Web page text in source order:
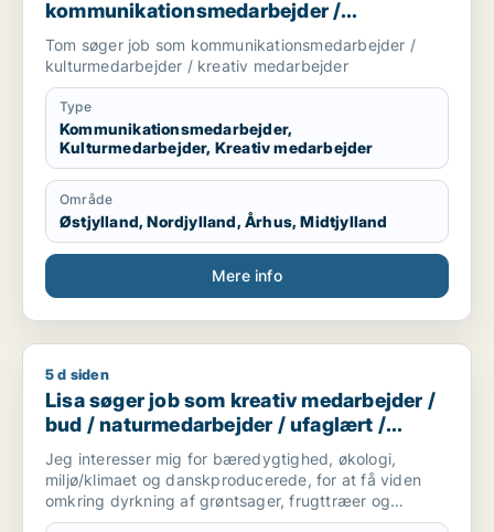
kommunikationsmedarbejder /
kulturmedarbejder / kreativ medarbejder
Tom søger job som kommunikationsmedarbejder /
kulturmedarbejder / kreativ medarbejder
Type
Kommunikationsmedarbejder,
Kulturmedarbejder, Kreativ medarbejder
Område
Østjylland, Nordjylland, Århus, Midtjylland
Mere info
Lisa søger job som kreativ medarbejder / bud /
5 d siden
Lisa søger job som kreativ medarbejder /
bud / naturmedarbejder / ufaglært /
gartner
Jeg interesser mig for bæredygtighed, økologi,
miljø/klimaet og danskproducerede, for at få viden
omkring dyrkning af grøntsager, frugttræer og
frilandsgartneri og parat til at flytte for en mulig